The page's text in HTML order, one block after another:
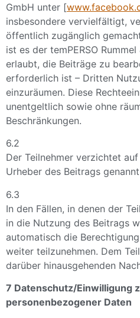
GmbH unter [
insbesondere vervielfältigt,
öffentlich zugänglich
ist es der temPERSO
erlaubt, die Beiträge zu
erforderlich ist – Dritten
einzuräumen. Diese
unentgeltlich sowie ohne
Beschränkungen.
6.2
Der Teilnehmer verzichtet
Urheber des Beitrags
6.3
In den Fällen, in denen der
in die Nutzung des Beitrags
automatisch die
weiter teilzunehmen. Dem
darüber hinausgehenden
7 Datenschutz/Einwilligung
personenbezogener Daten